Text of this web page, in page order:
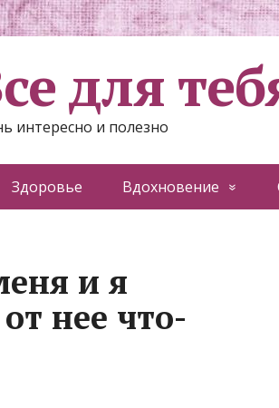
для
интересно и полезно
Здоровье Вдохновение
и я
нее что-